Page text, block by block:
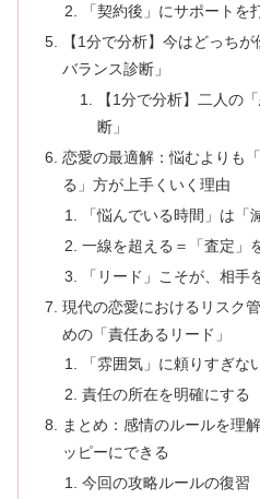
「契約後」にサポートを
【1分で分析】今はどっち
バランス診断」
【1分で分析】二人の
断」
恋愛の最適解：悩むよりも
る」方が上手くいく理由
「悩んでいる時間」は「
一線を超える＝「査定」
「リード」こそが、相手
現代の恋愛におけるリスク
めの「責任あるリード」
「雰囲気」に頼りすぎな
責任の所在を明確にする
まとめ：感情のルールを理
ッピーにできる
今回の攻略ルールの復習